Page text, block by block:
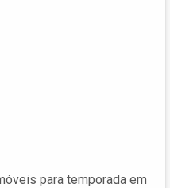
para temporada em